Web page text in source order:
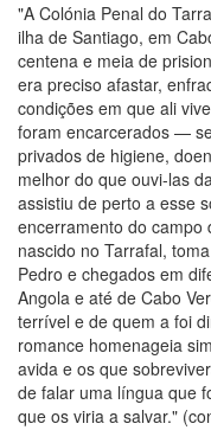
"A Colónia Penal do
ilha de Santiago, em
centena e meia de
era preciso afastar,
condições em que ali
foram encarcerados —
privados de higiene,
melhor do que ouvi-las
assistiu de perto a esse
encerramento do campo
nascido no Tarrafal,
Pedro e chegados em
Angola e até de Cabo
terrível e de quem a foi
romance homenageia
avida e os que
de falar uma língua que
que os viria a salvar."